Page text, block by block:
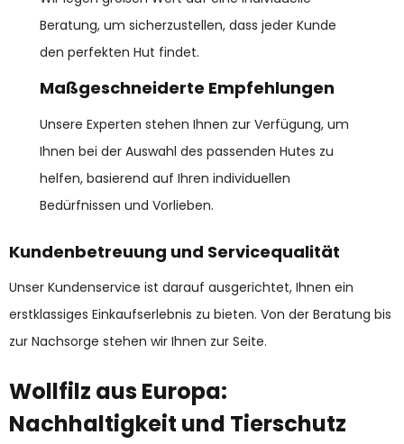
Unsere Experten stehen Ihnen zur Verfügung, um
Ihnen bei der Auswahl des passenden Hutes zu
Bedürfnissen und Vorlieben.
Kundenbetreuung und Servicequalität
Unser Kundenservice ist darauf ausgerichtet, Ihnen ein
erstklassiges Einkaufserlebnis zu bieten. Von der Beratung bis
Wollfilz aus Europa:
Nachhaltigkeit und Tierschutz